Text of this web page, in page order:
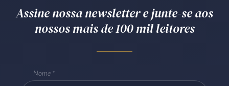
Assine nossa newsletter e junte-se aos
nossos mais de 100 mil leitores
Nome